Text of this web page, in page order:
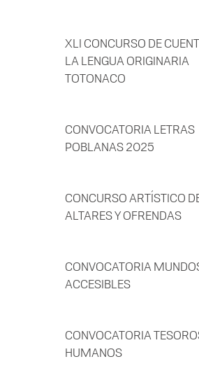
XLI CONCURSO DE
LA LENGUA ORIGINARIA
TOTONACO
CONVOCATORIA LETRAS
POBLANAS 2025
CONCURSO ARTÍSTICO
ALTARES Y OFRENDAS
CONVOCATORIA
ACCESIBLES
CONVOCATORIA
HUMANOS